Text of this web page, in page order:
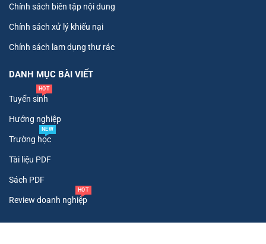
Chính sách biên tập nội dung
Chính sách xử lý khiếu nại
Chính sách lam dụng thư rác
DANH MỤC BÀI VIẾT
Tuyển sinh
HOT
Hướng nghiệp
Trường học
NEW
Tài liệu PDF
Sách PDF
Review doanh nghiệp
HOT